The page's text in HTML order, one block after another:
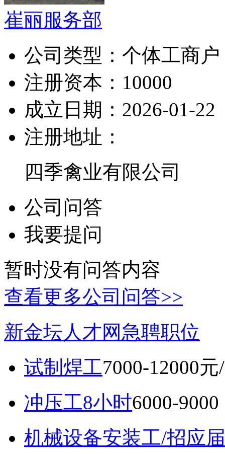
崔丽服务部
公司类型： 个体工商户
注册资本： 10000
成立日期： 2026-01-22
注册地址：
四季禽业有限公司
公司问答
我要提问
暂时没有问答内容
查看更多公司问答>>
新金坛人才网急聘职位
试制焊工7000-12000元
冲压工8小时6000-
机械设备安装工/招应